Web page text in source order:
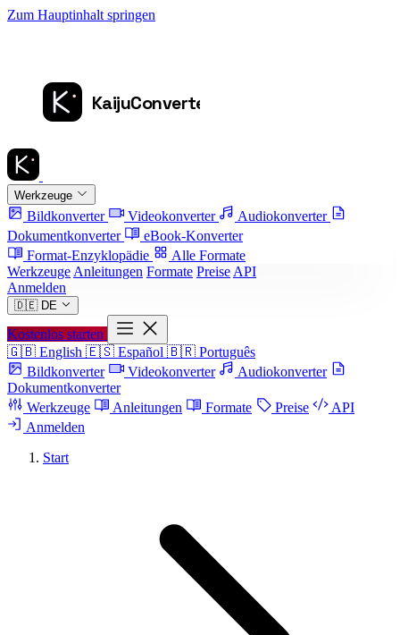
Zum Hauptinhalt springen
Werkzeuge
Bildkonverter Videokonverter
Audiokonverter
Dokumentkonverter
eBook-Konverter
Format-Enzyklopädie
Alle Formate
Werkzeuge Anleitungen Formate Preise API
Anmelden
🇩🇪 DE
Kostenlos starten
🇬🇧 English 🇪🇸 Español 🇧🇷 Português
Bildkonverter
Videokonverter
Audiokonverter
Dokumentkonverter
Werkzeuge
Anleitungen Formate Preise
API
Anmelden
Start